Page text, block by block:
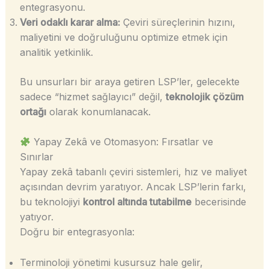
entegrasyonu.
Veri odaklı karar alma:Çeviri süreçlerinin hızını,
maliyetini ve doğruluğunu optimize etmek için
analitik yetkinlik.
Bu unsurları bir araya getiren LSP’ler, gelecekte
sadece “hizmet sağlayıcı” değil,teknolojik çözüm
ortağıolarak konumlanacak.
Yapay Zekâ ve Otomasyon: Fırsatlar ve
Sınırlar
Yapay zekâ tabanlı çeviri sistemleri, hız ve maliyet
açısından devrim yaratıyor. Ancak LSP’lerin farkı,
bu teknolojiyi kontrol altında tutabilmebecerisinde
yatıyor.
Doğru bir entegrasyonla:
Terminoloji yönetimi kusursuz hale gelir,